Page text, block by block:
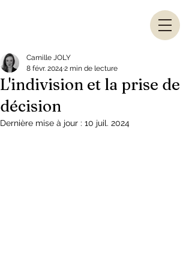
L'indivision et la prise de
décision
Camille JOLY
8 févr. 2024 2 min de lecture
Dernière mise à jour : 10 juil. 2024